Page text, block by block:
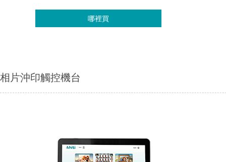
哪裡買
相片沖印觸控機台